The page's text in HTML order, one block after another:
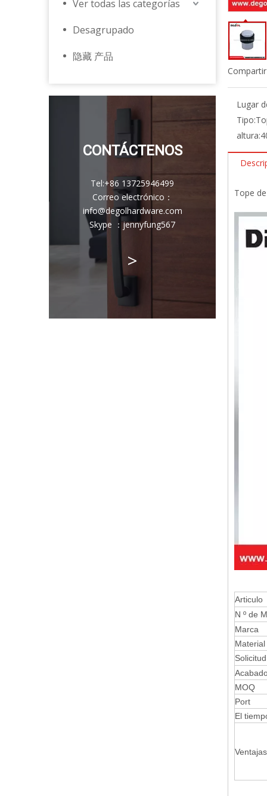
Ver todas las categorías
Desagrupado
隐藏 产品
CONTÁCTENOS
Tel:+86 13725946499
Correo electrónico ：
info@degolhardware.com
Skype ：jennyfung567
>
Lugar
Tipo:
altura:
Tope
Articulo
N º de
Marca
Material
Solicitud
MOQ
Port
El
Ventajas